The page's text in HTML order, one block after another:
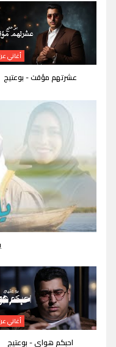
أغاني
عشرتهم مؤقت - بوعتيج
أغاني
احبكم هواي - بوعتيج